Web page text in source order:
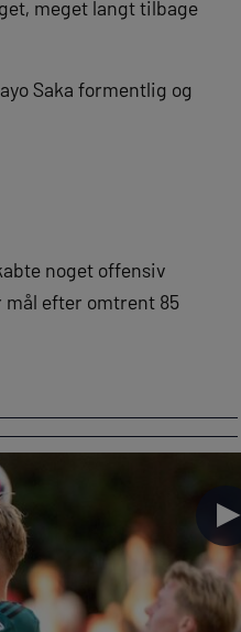
meget langt tilbage
Saka formentlig og
noget offensiv
efter omtrent 85
►